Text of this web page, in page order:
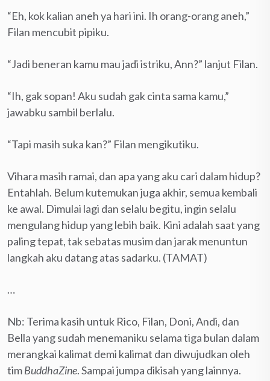
“Eh, kok kalian aneh ya hari ini. Ih orang-orang aneh,”
Filan mencubit pipiku.
“Jadi beneran kamu mau jadi istriku, Ann?” lanjut Filan.
“Ih, gak sopan! Aku sudah gak cinta sama kamu,”
jawabku sambil berlalu.
“Tapi masih suka kan?” Filan mengikutiku.
Vihara masih ramai, dan apa yang aku cari dalam hidup?
Entahlah. Belum kutemukan juga akhir, semua kembali
ke awal. Dimulai lagi dan selalu begitu, ingin selalu
mengulang hidup yang lebih baik. Kini adalah saat yang
paling tepat, tak sebatas musim dan jarak menuntun
langkah aku datang atas sadarku. (TAMAT)
…
Nb: Terima kasih untuk Rico, Filan, Doni, Andi, dan
Bella yang sudah menemaniku selama tiga bulan dalam
merangkai kalimat demi kalimat dan diwujudkan oleh
timBuddhaZine. Sampai jumpa dikisah yang lainnya.